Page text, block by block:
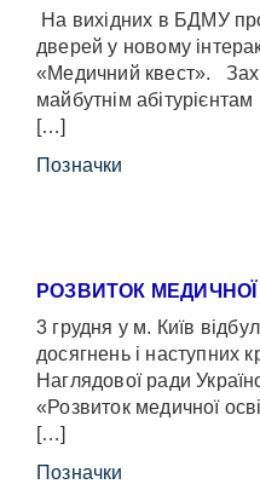
На вихідних в БДМУ
дверей у новому
«Медичний квест».
майбутнім
[…]
Позначки
РОЗВИТОК МЕДИЧНОЇ
3 грудня у м. Київ
досягнень і наступних
Наглядової ради
«Розвиток медичної
[…]
Позначки